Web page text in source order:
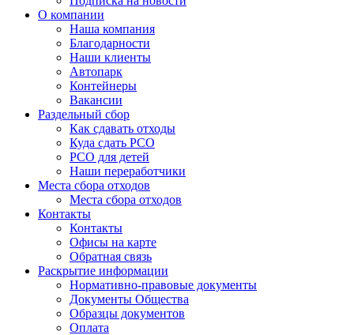
О компании
Наша компания
Благодарности
Наши клиенты
Автопарк
Контейнеры
Вакансии
Раздельный сбор
Как сдавать отходы
Куда сдать РСО
РСО для детей
Наши переработчики
Места сбора отходов
Места сбора отходов
Контакты
Контакты
Офисы на карте
Обратная связь
Раскрытие информации
Нормативно-правовые документы
Документы Общества
Образцы документов
Оплата